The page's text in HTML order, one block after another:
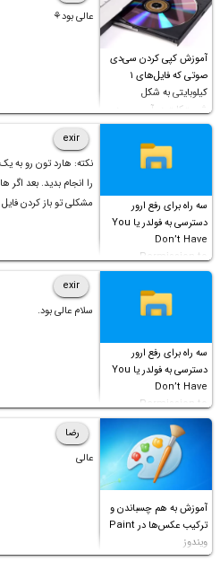
آموزش کپی کردن سی‌دی
صوتی که فایل‌های ۱
کیلوبایتی به شکل
شورت‌کات در آن موجود
است!
عالی بود⚘
سه راه برای رفع ارور
دسترسی به فولدر یا You
Don’t Have
Permission to
Access this folder
exir
مشکلی تو باز کردن
سه راه برای رفع ارور
دسترسی به فولدر یا You
Don’t Have
Permission to
Access this folder
exir
سلام عالی بود.
آموزش به هم چسباندن و
ترکیب عکس‌ها در Paint
ویندوز
رضا
عالی